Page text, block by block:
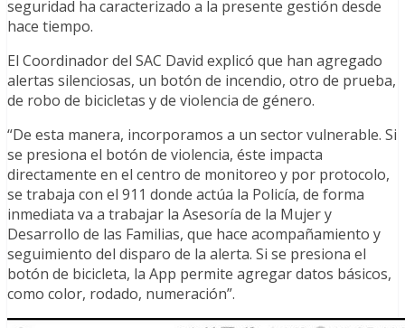
seguridad ha caracterizado a la presente gestión desde
hace tiempo.
El Coordinador del SAC David explicó que han agregado
alertas silenciosas, un botón de incendio, otro de prueba,
de robo de bicicletas y de violencia de género.
“De esta manera, incorporamos a un sector vulnerable. Si
se presiona el botón de violencia, éste impacta
directamente en el centro de monitoreo y por protocolo,
se trabaja con el 911 donde actúa la Policía, de forma
inmediata va a trabajar la Asesoría de la Mujer y
Desarrollo de las Familias, que hace acompañamiento y
seguimiento del disparo de la alerta. Si se presiona el
botón de bicicleta, la App permite agregar datos básicos,
como color, rodado, numeración”.